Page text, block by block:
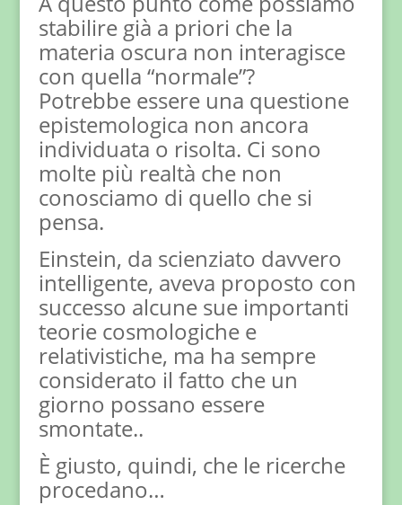
stabilire già a priori che la
materia oscura non interagisce
con quella “normale”?
Potrebbe essere una questione
epistemologica non ancora
individuata o risolta. Ci sono
molte più realtà che non
conosciamo di quello che si
pensa.
Einstein, da scienziato davvero
intelligente, aveva proposto con
successo alcune sue importanti
teorie cosmologiche e
relativistiche, ma ha sempre
considerato il fatto che un
giorno possano essere
smontate..
È giusto, quindi, che le ricerche
procedano…